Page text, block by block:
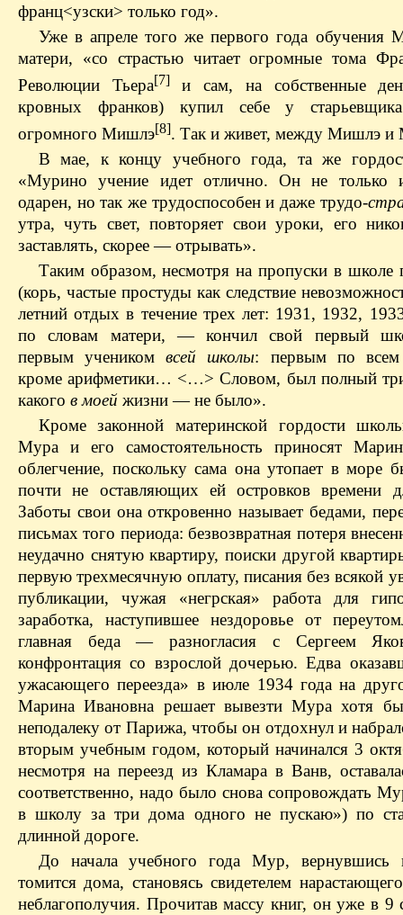
франц<узски> только год».
Уже в апреле того же первого года обучения
матери, «со страстью читает огромные тома
Революции Тьера[7]и сам, на собственные
кровных франков) купил себе у
огромного Мишлэ[8]. Так и живет, между Мишлэ и
В мае, к концу учебного года, та же
«Мурино учение идет отлично. Он не только
одарен, но так же трудоспособен и даже трудо-
утра, чуть свет, повторяет свои уроки, его
заставлять, скорее — отрывать».
Таким образом, несмотря на пропуски в школе
(корь, частые простуды как следствие
летний отдых в течение трех лет: 1931, 1932,
по словам матери, — кончил свой первый
первым ученикомвсей школы: первым по всем
кроме арифметики… <…> Словом, был полный
какого в моей жизни — не было».
Кроме законной материнской гордости
Мура и его самостоятельность приносят
облегчение, поскольку сама она утопает в море
почти не оставляющих ей островков времени
Заботы свои она откровенно называет бедами,
письмах того периода: безвозвратная потеря
неудачно снятую квартиру, поиски другой
первую трехмесячную оплату, писания без всякой
публикации, чужая «негрская» работа для
заработка, наступившее нездоровье от
главная беда — разногласия с Сергеем
конфронтация со взрослой дочерью. Едва
ужасающего переезда» в июле 1934 года на
Марина Ивановна решает вывезти Мура хотя
неподалеку от Парижа, чтобы он отдохнул и
вторым учебным годом, который начинался 3
несмотря на переезд из Кламара в Ванв,
соответственно, надо было снова сопровождать
в школу за три дома одного не пускаю») по
длинной дороге.
До начала учебного года Мур, вернувшись
томится дома, становясь свидетелем
неблагополучия. Прочитав массу книг, он уже в 9